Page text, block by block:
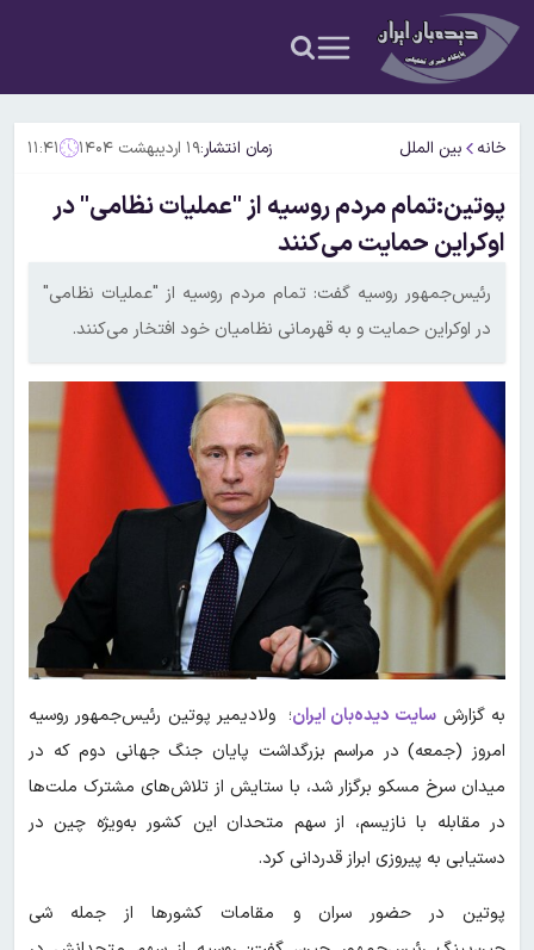
خانه بین الملل زمان انتشار:۱۹ اردیبهشت ۱۴۰۴ ۱۱:۴۱
پوتین:تمام مردم روسیه از "عملیات نظامی" در
اوکراین حمایت می‌کنند
رئیس‌جمهور روسیه گفت: تمام مردم روسیه از "عملیات نظامی"
در اوکراین حمایت و به قهرمانی نظامیان خود افتخار می‌کنند.
به گزارش سایت دیده‌بان ایران؛ ولادیمیر پوتین رئیس‌جمهور روسیه
امروز (جمعه) در مراسم بزرگداشت پایان جنگ جهانی دوم که در
میدان سرخ مسکو برگزار شد، با ستایش از تلاش‌های مشترک ملت‌ها
در مقابله با نازیسم، از سهم متحدان این کشور به‌ویژه چین در
دستیابی به پیروزی ابراز قدردانی کرد.
پوتین در حضور سران و مقامات کشورها از جمله شی